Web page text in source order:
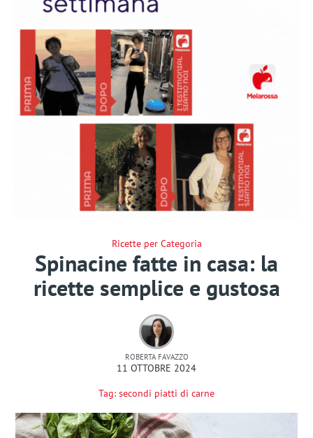
Ricette per Categoria
Spinacine fatte in casa: la
ricette semplice e gustosa
ROBERTA FAVAZZO
11 OTTOBRE 2024
Tag: secondi piatti di carne